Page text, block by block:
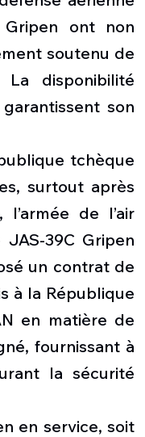
ont non
soutenu de
La disponibilité
son
tchèque
surtout après
de l’air
39C Gripen
un contrat de
à la République
en matière de
fournissant à
la sécurité
en service, soit